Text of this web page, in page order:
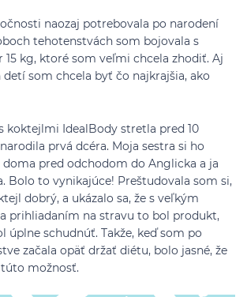
naozaj potrebovala po narodení
tehotenstvách som bojovala s
15 kg, ktoré som veľmi chcela zhodiť. Aj
som chcela byť čo najkrajšia, ako
koktejlmi IdealBody stretla pred 10
prvá dcéra. Moja sestra si ho
doma pred odchodom do Anglicka a ja
Bolo to vynikajúce! Preštudovala som si,
dobrý, a ukázalo sa, že s veľkým
prihliadaním na stravu to bol produkt,
schudnúť. Takže, keď som po
začala opäť držať diétu, bolo jasné, že
možnosť.